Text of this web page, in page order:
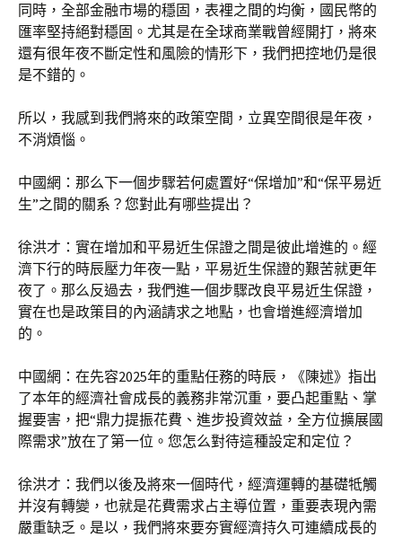
同時，全部金融市場的穩固，表裡之間的均衡，國民幣的
匯率堅持絕對穩固。尤其是在全球商業戰曾經開打，將來
還有很年夜不斷定性和風險的情形下，我們把控地仍是很
是不錯的。
所以，我感到我們將來的政策空間，立異空間很是年夜，
不消煩惱。
中國網：那么下一個步驟若何處置好“保增加”和“保平易近
生”之間的關系？您對此有哪些提出？
徐洪才：實在增加和平易近生保證之間是彼此增進的。經
濟下行的時辰壓力年夜一點，平易近生保證的艱苦就更年
夜了。那么反過去，我們進一個步驟改良平易近生保證，
實在也是政策目的內涵請求之地點，也會增進經濟增加
的。
中國網：在先容2025年的重點任務的時辰，《陳述》指出
了本年的經濟社會成長的義務非常沉重，要凸起重點、掌
握要害，把“鼎力提振花費、進步投資效益，全方位擴展國
際需求”放在了第一位。您怎么對待這種設定和定位？
徐洪才：我們以後及將來一個時代，經濟運轉的基礎牴觸
并沒有轉變，也就是花費需求占主導位置，重要表現內需
嚴重缺乏。是以，我們將來要夯實經濟持久可連續成長的